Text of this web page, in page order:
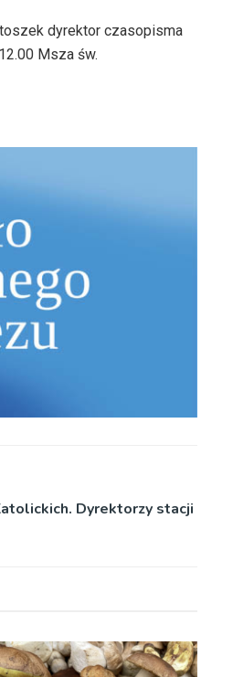
dyrektor czasopisma
Msza św.
Dyrektorzy stacji